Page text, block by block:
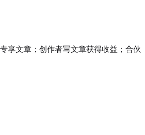
享文章；创作者写文章获得收益；合伙